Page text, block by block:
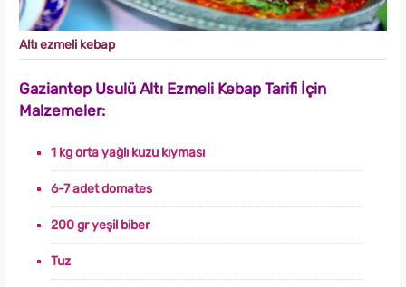
Altı ezmeli kebap
Gaziantep Usulü Altı Ezmeli Kebap Tarifi İçin
Malzemeler:
1 kg orta yağlı kuzu kıyması
6-7 adet domates
200 gr yeşil biber
Tuz